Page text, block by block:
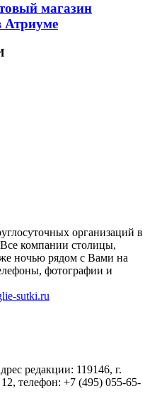
магазин
Атриуме
организаций в
компании столицы,
ночью рядом с Вами на
фотографии и
sutki.ru
редакции: 119146, г.
телефон: +7 (495) 055-65-